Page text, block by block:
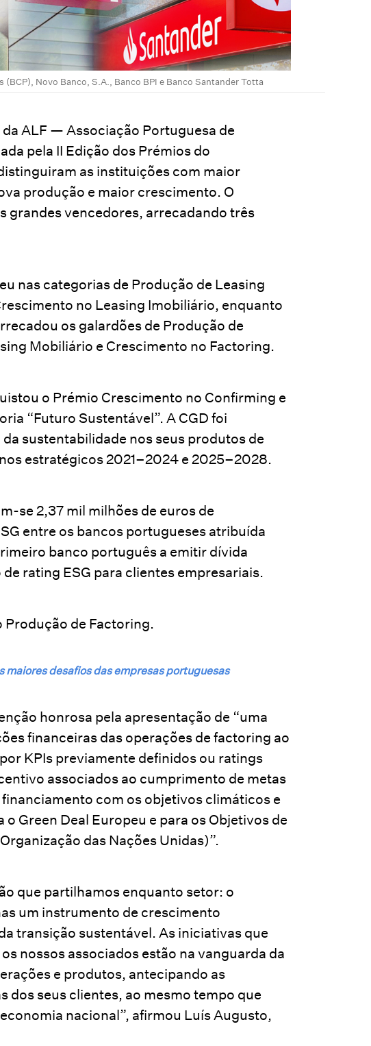
Novo Banco, S.A., Banco BPI e Banco Santander Totta
ALF — Associação Portuguesa de
pela II Edição dos Prémios do
as instituições com maior
produção e maior crescimento. O
grandes vencedores, arrecadando três
nas categorias de Produção de Leasing
no Leasing Imobiliário, enquanto
os galardões de Produção de
Mobiliário e Crescimento no Factoring.
o Prémio Crescimento no Confirming e
“Futuro Sustentável”. A CGD foi
sustentabilidade nos seus produtos de
estratégicos 2021–2024 e 2025–2028.
se 2,37 mil milhões de euros de
entre os bancos portugueses atribuída
banco português a emitir dívida
rating ESG para clientes empresariais.
Produção de Factoring.
desafios das empresas portuguesas
honrosa pela apresentação de “uma
financeiras das operações de factoring ao
KPIs previamente definidos ou ratings
associados ao cumprimento de metas
com os objetivos climáticos e
Green Deal Europeu e para os Objetivos de
das Nações Unidas)”.
que partilhamos enquanto setor: o
um instrumento de crescimento
transição sustentável. As iniciativas que
nossos associados estão na vanguarda da
e produtos, antecipando as
dos seus clientes, ao mesmo tempo que
nacional”, afirmou Luís Augusto,